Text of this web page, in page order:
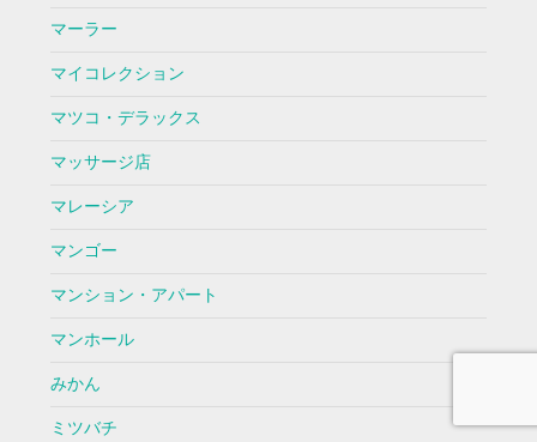
マーラー
マイコレクション
マツコ・デラックス
マッサージ店
マレーシア
マンゴー
マンション・アパート
マンホール
みかん
ミツバチ